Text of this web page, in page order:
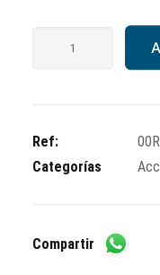
Yourban
(<
Ref:
Categorías
Compartir